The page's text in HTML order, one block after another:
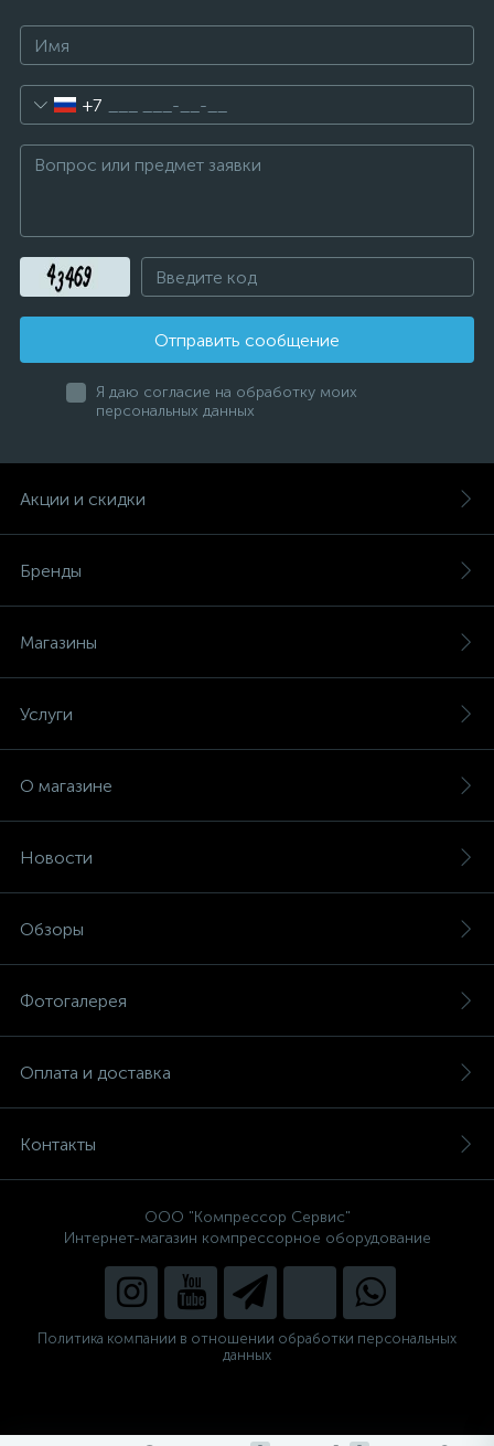
+7
Отправить сообщение
Я даю согласие на обработку моих
персональных данных
Акции и скидки
Бренды
Магазины
Услуги
О магазине
Новости
Обзоры
Фотогалерея
Оплата и доставка
Контакты
ООО "Компрессор Сервис"
Интернет-магазин компрессорное оборудование
Политика компании в отношении обработки персональных
данных